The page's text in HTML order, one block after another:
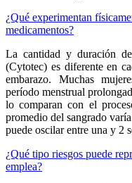
¿Qué experimentan
medicamentos?
La cantidad y duración
(Cytotec) es diferente en
embarazo. Muchas
período menstrual
lo comparan con el
promedio del sangrado
puede oscilar entre una y 2
¿Qué tipo riesgos puede
emplea?